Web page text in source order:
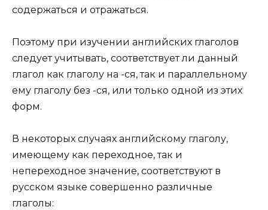
содержаться и отражаться.
Поэтому при изучении английских глаголов
следует учитывать, соответствует ли данный
глагол как глаголу на -ся, так и параллельному
ему глаголу без -ся, или только одной из этих
форм.
В некоторых случаях английскому глаголу,
имеющему как переходное, так и
непереходное значение, соответствуют в
русском языке совершенно различные
глаголы: